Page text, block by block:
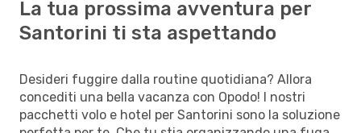
La tua prossima avventura per
Santorini ti sta aspettando
Desideri fuggire dalla routine quotidiana? Allora
concediti una bella vacanza con Opodo! I nostri
pacchetti volo e hotel per Santorini sono la soluzione